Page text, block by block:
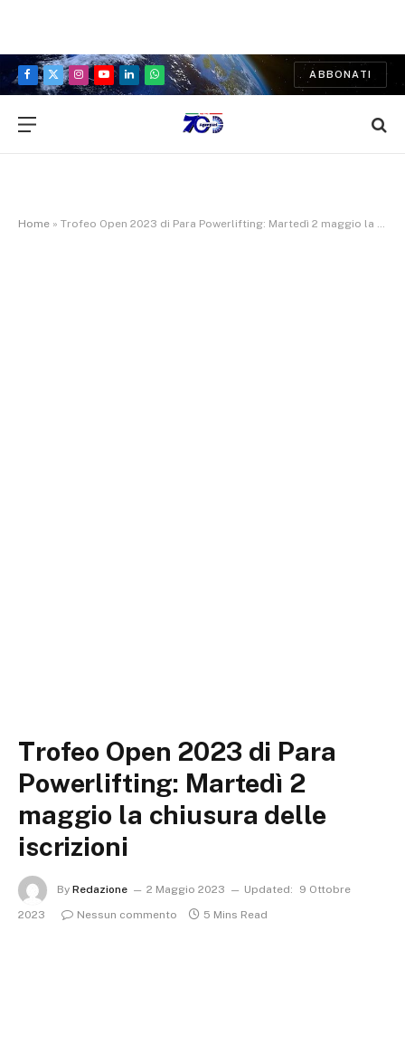
Facebook
X
Instagram
YouTubeLinkedInWhatsApp
ABBONATI
Home » Trofeo Open 2023 di Para Powerlifting: Martedì 2 maggio la chiusura delle iscrizioni
Trofeo Open 2023 di Para
Powerlifting: Martedì 2
maggio la chiusura delle
iscrizioni
By Redazione 2 Maggio 2023 Updated:
9 Ottobre
2023
Nessun commento 5 Mins Read